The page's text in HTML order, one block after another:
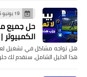
19 يونيو 2026
هذا الدليل الشامل، سنقدم لك